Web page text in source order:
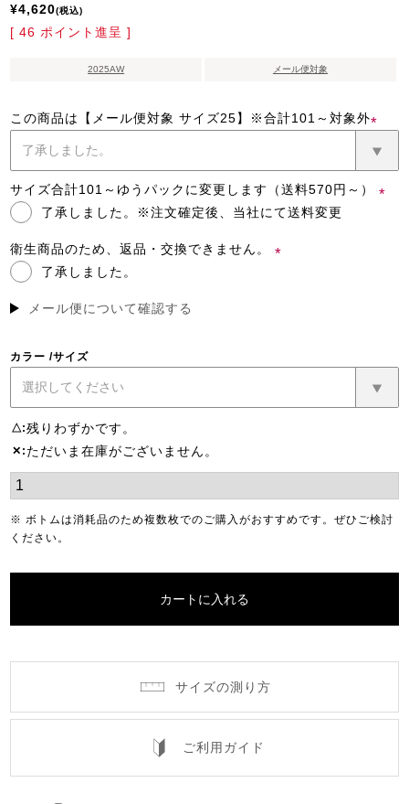
¥4,620 税込
[ 46 ポイント進呈 ]
2025AW メール便対象
この商品は【メール便対象 サイズ25】※合計101～対象外
(必
須)
サイズ合計101～ゆうパックに変更します（送料570円～）
了承しました。※注文確定後、当社にて送料変更
衛生商品のため、返品・交換できません。
了承しました。
メール便について確認する
カラー サイズ
△ 残りわずかです。
✕ ただいま在庫がございません。
※ ボトムは消耗品のため複数枚でのご購入がおすすめです。ぜひご検討
ください。
カートに入れる
サイズの測り方
ご利用ガイド